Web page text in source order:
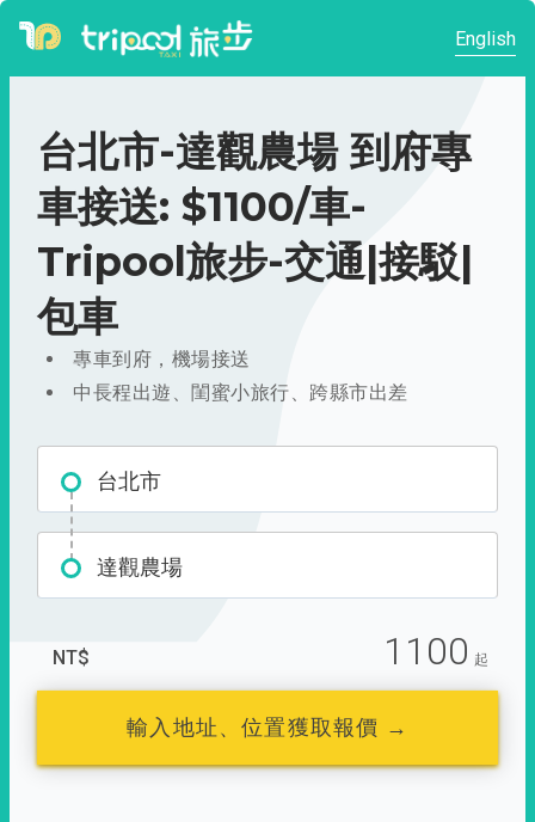
English
台北市-達觀農場 到府專
車接送: $1100/車-
Tripool旅步-交通|接駁|
包車
專車到府，機場接送
中長程出遊、閨蜜小旅行、跨縣市出差
台北市
達觀農場
NT$ 1100 起
輸入地址、位置獲取報價 →